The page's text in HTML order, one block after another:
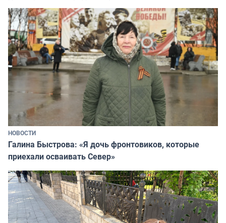
НОВОСТИ
Галина Быстрова: «Я дочь фронтовиков, которые
приехали осваивать Север»